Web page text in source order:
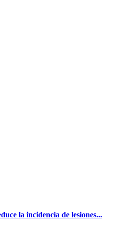
la incidencia de lesiones...